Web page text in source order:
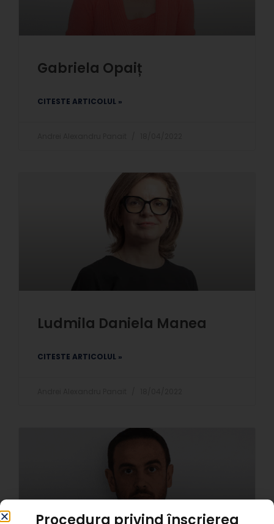
Gabriela Opaiț
CITESTE ARTICOLUL »
Ludmila Daniela Manea
CITESTE ARTICOLUL »
Procedura privind înscrierea